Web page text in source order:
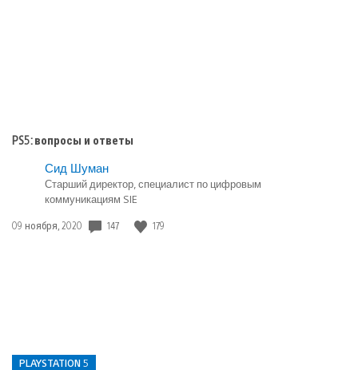
PS5: вопросы и ответы
Сид Шуман
Старший директор, специалист по цифровым
коммуникациям SIE
Дата
09 ноября, 2020 147 179
PLAYSTATION 5